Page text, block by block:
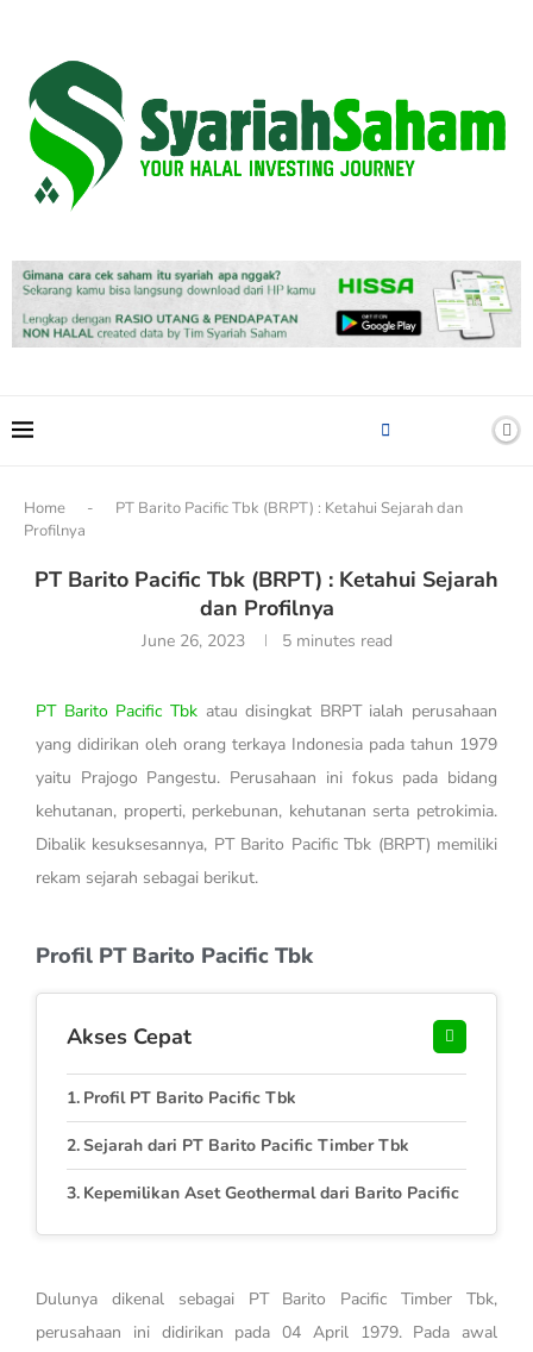
Home -
PT Barito Pacific Tbk (BRPT) : Ketahui Sejarah dan
Profilnya
PT Barito Pacific Tbk (BRPT) : Ketahui Sejarah
dan Profilnya
June 26, 2023 5 minutes read
PT Barito Pacific Tbkatau disingkat BRPT ialah perusahaan
yang didirikan oleh orang terkaya Indonesia pada tahun 1979
yaitu Prajogo Pangestu. Perusahaan ini fokus pada bidang
kehutanan, properti, perkebunan, kehutanan serta petrokimia.
Dibalik kesuksesannya, PT Barito Pacific Tbk (BRPT) memiliki
rekam sejarah sebagai berikut.
Profil PT Barito Pacific Tbk
Akses Cepat
Profil PT Barito Pacific Tbk
Sejarah dari PT Barito Pacific Timber Tbk
Kepemilikan Aset Geothermal dari Barito Pacific
Dulunya dikenal sebagai PT Barito Pacific Timber Tbk,
perusahaan ini didirikan pada 04 April 1979. Pada awal